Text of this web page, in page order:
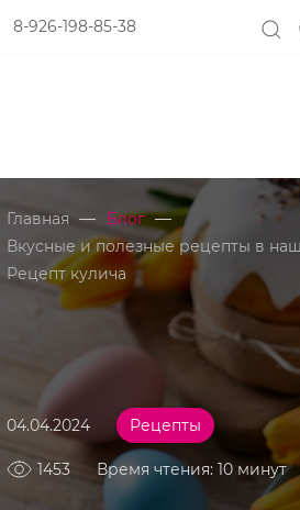
8-926-198-85-38
Главная — Блог —
Вкусные и полезные рецепты в
Рецепт кулича
04.04.2024 Рецепты
1453 Время чтения: 10 минут